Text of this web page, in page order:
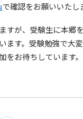
で確認をお願いいたし
が、受験生に本郷
ます。受験勉強で大
お待ちしています。